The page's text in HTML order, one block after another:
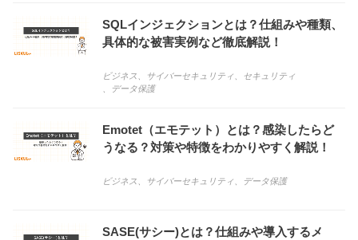
SQLインジェクションとは？仕組みや種類、
具体的な被害実例など徹底解説！
ビジネス サイバーセキュリティ
セキュリティ
データ保護
Emotet（エモテット）とは？感染したらど
うなる？対策や特徴をわかりやすく解説！
ビジネス サイバーセキュリティ データ保護
SASE(サシー)とは？仕組みや導入するメ